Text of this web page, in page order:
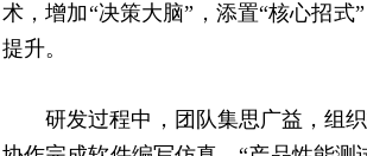
术，增加“决策大脑”，添置“核心招
提升。
研发过程中，团队集思广益，组织